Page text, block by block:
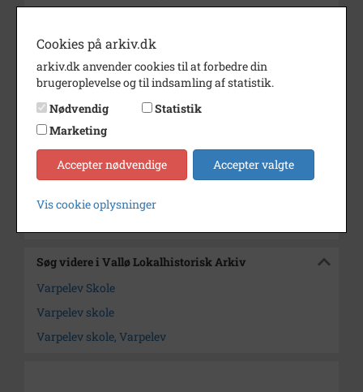
Dateringsnote
Fotograf
ukendt
Størrelse
20x15
Arkiv
Tags
Billedet indeholder tags. Klik på
billedet for at se dem.
Kontakt arkivet
Søg videre i Vallø Lokalhistorisk Arkiv
Varpelev Skole
Varpelev skole
Varpelev skole, Varpelev
Cookies på arkiv.dk
arkiv.dk anvender cookies til at forbedre din
brugeroplevelse og til indsamling af statistik.
Nødvendig
Statistik
Marketing
Accepter nødvendige Accepter valgte
Vis cookie oplysninger